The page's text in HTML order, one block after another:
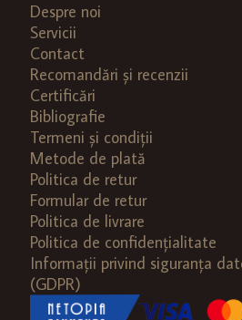
Despre noi
Servicii
Contact
Recomandări și recenzii
Certificări
Bibliografie
Termeni și condiții
Metode de plată
Politica de retur
Formular de retur
Politica de livrare
Politica de confidențialitate
Informații privind siguranța
(GDPR)